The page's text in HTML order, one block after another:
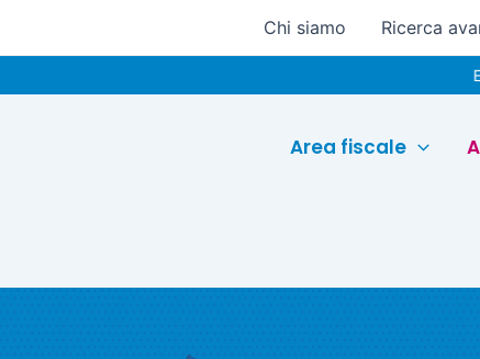
Chi siamo Ricerca
Area fiscale